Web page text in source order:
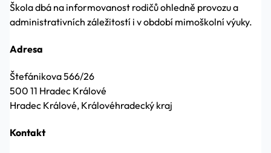
Škola dbá na informovanost rodičů ohledně provozu a
administrativních záležitostí i v období mimoškolní výuky.
Adresa
Štefánikova 566/26
500 11 Hradec Králové
Hradec Králové, Královéhradecký kraj
Kontakt